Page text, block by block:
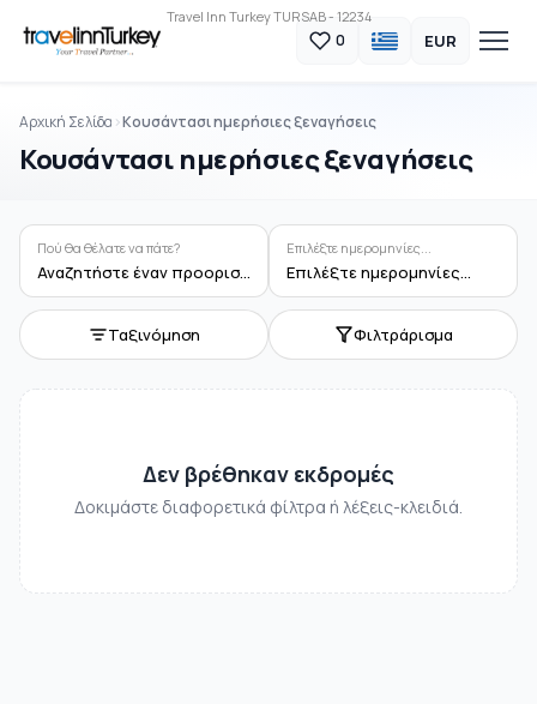
Travel Inn Turkey TURSAB - 12234
0 EUR
Αρχική Σελίδα Κουσάντασι ημερήσιες ξεναγήσεις
Κουσάντασι ημερήσιες ξεναγήσεις
Πού θα θέλατε να πάτε?
Αναζητήστε έναν προορισμό ή δραστηριότητα
Επιλέξτε ημερομηνίες...
Επιλέξτε ημερομηνίες...
Ταξινόμηση Φιλτράρισμα
Δεν βρέθηκαν εκδρομές
Δοκιμάστε διαφορετικά φίλτρα ή λέξεις-κλειδιά.